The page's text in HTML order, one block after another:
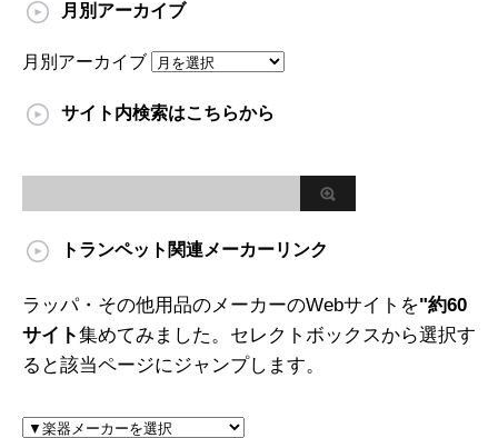
月別アーカイブ
月別アーカイブ
サイト内検索はこちらから
トランペット関連メーカーリンク
ラッパ・その他用品のメーカーのWebサイトを"約60
サイト集めてみました。セレクトボックスから選択す
ると該当ページにジャンプします。